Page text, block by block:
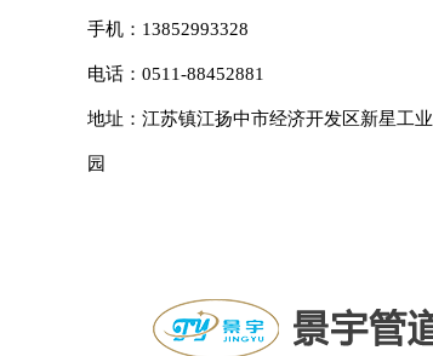
手机：13852993328
电话：0511-88452881
地址：江苏镇江扬中市经济开发区新星工业
园